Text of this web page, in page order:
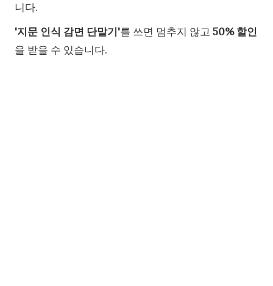
니다.
'지문 인식 감면 단말기'를 쓰면 멈추지 않고 50% 할인
을 받을 수 있습니다.